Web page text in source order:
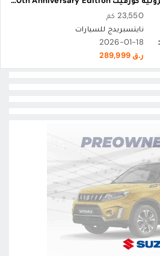
23,550 كم
نايتسبريدج للسيارات
2026-01-18
ر.ق 289,999